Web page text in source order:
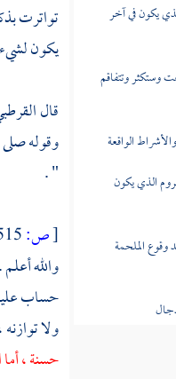
يكون في آخر
وستكثر وتتفاقم
الواقعة
الذي يكون
الملحمة
تواترت
يكون
قال
وقوله
" .
[ص:
والله
حساب
ولا
حسنة ،